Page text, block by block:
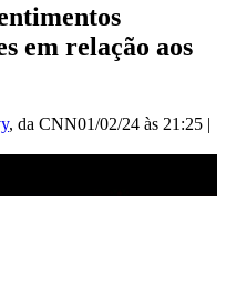
em relação aos
, da CNN01/02/24 às 21:25 |